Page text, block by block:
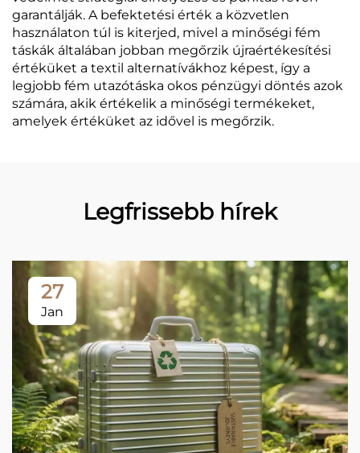
garantálják. A befektetési érték a közvetlen
használaton túl is kiterjed, mivel a minőségi fém
táskák általában jobban megőrzik újraértékesítési
értéküket a textil alternatívákhoz képest, így a
legjobb fém utazótáska okos pénzügyi döntés azok
számára, akik értékelik a minőségi termékeket,
amelyek értéküket az idővel is megőrzik.
Legfrissebb hírek
27
Jan